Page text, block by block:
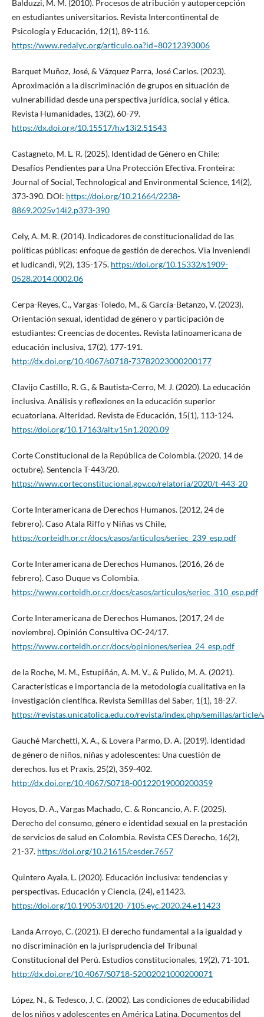
Balduzzi, M. M. (2010). Procesos de atribución y autopercepción
en estudiantes universitarios. Revista Intercontinental de
Psicología y Educación, 12(1), 89-116.
https://www.redalyc.org/articulo.oa?id=80212393006
Barquet Muñoz, José, & Vázquez Parra, José Carlos. (2023).
Aproximación a la discriminación de grupos en situación de
vulnerabilidad desde una perspectiva jurídica, social y ética.
Revista Humanidades, 13(2), 60-79.
https://dx.doi.org/10.15517/h.v13i2.51543
Castagneto, M. L. R. (2025). Identidad de Género en Chile:
Desafíos Pendientes para Una Protección Efectiva. Fronteira:
Journal of Social, Technological and Environmental Science, 14(2),
373-390. DOI: https://doi.org/10.21664/2238-
8869.2025v14i2.p373-390
Cely, A. M. R. (2014). Indicadores de constitucionalidad de las
políticas públicas: enfoque de gestión de derechos. Via Inveniendi
et Iudicandi, 9(2), 135-175. https://doi.org/10.15332/s1909-
0528.2014.0002.06
Cerpa-Reyes, C., Vargas-Toledo, M., & García-Betanzo, V. (2023).
Orientación sexual, identidad de género y participación de
estudiantes: Creencias de docentes. Revista latinoamericana de
educación inclusiva, 17(2), 177-191.
http://dx.doi.org/10.4067/s0718-73782023000200177
Clavijo Castillo, R. G., & Bautista-Cerro, M. J. (2020). La educación
inclusiva. Análisis y reflexiones en la educación superior
ecuatoriana. Alteridad. Revista de Educación, 15(1), 113-124.
https://doi.org/10.17163/alt.v15n1.2020.09
Corte Constitucional de la República de Colombia. (2020, 14 de
octubre). Sentencia T-443/20.
https://www.corteconstitucional.gov.co/relatoria/2020/t-443-20
Corte Interamericana de Derechos Humanos. (2012, 24 de
febrero). Caso Atala Riffo y Niñas vs Chile,
https://corteidh.or.cr/docs/casos/articulos/seriec_239_esp.pdf
Corte Interamericana de Derechos Humanos. (2016, 26 de
febrero). Caso Duque vs Colombia.
https://www.corteidh.or.cr/docs/casos/articulos/seriec_310_esp.pdf
Corte Interamericana de Derechos Humanos. (2017, 24 de
noviembre). Opinión Consultiva OC-24/17.
https://www.corteidh.or.cr/docs/opiniones/seriea_24_esp.pdf
de la Roche, M. M., Estupiñán, A. M. V., & Pulido, M. A. (2021).
Características e importancia de la metodología cualitativa en la
investigación científica. Revista Semillas del Saber, 1(1), 18-27.
https://revistas.unicatolica.edu.co/revista/index.php/semillas/
Gauché Marchetti, X. A., & Lovera Parmo, D. A. (2019). Identidad
de género de niños, niñas y adolescentes: Una cuestión de
derechos. Ius et Praxis, 25(2), 359-402.
http://dx.doi.org/10.4067/S0718-00122019000200359
Hoyos, D. A., Vargas Machado, C. & Roncancio, A. F. (2025).
Derecho del consumo, género e identidad sexual en la prestación
de servicios de salud en Colombia. Revista CES Derecho, 16(2),
21-37. https://doi.org/10.21615/cesder.7657
Quintero Ayala, L. (2020). Educación inclusiva: tendencias y
perspectivas. Educación y Ciencia, (24), e11423.
https://doi.org/10.19053/0120-7105.eyc.2020.24.e11423
Landa Arroyo, C. (2021). El derecho fundamental a la igualdad y
no discriminación en la jurisprudencia del Tribunal
Constitucional del Perú. Estudios constitucionales, 19(2), 71-101.
http://dx.doi.org/10.4067/S0718-52002021000200071
López, N., & Tedesco, J. C. (2002). Las condiciones de educabilidad
de los niños y adolescentes en América Latina. Documentos del